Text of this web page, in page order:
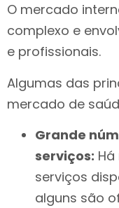
O mercado
complexo e
e profissionais.
Algumas das
mercado de
Grande
serviços:
serviços
alguns são